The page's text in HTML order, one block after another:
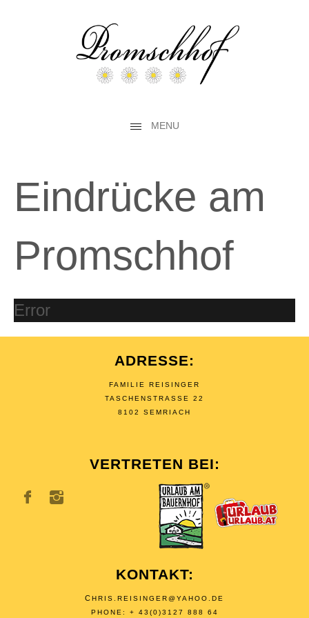
MENU
Eindrücke am
Promschhof
Error
ADRESSE:
FAMILIE REISINGER
TASCHENSTRASSE 22
8102 SEMRIACH
VERTRETEN BEI:
KONTAKT:
CHRIS.REISINGER@YAHOO.DE
PHONE: + 43(0)3127 888 64